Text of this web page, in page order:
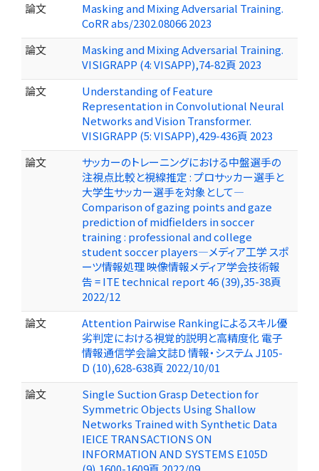
論文
Masking and Mixing Adversarial Training.
CoRR abs/2302.08066 2023
論文
Masking and Mixing Adversarial Training.
VISIGRAPP (4: VISAPP),74-82頁 2023
論文
Understanding of Feature
Representation in Convolutional Neural
Networks and Vision Transformer.
VISIGRAPP (5: VISAPP),429-436頁 2023
論文
サッカーのトレーニングにおける中盤選手の
注視点比較と視線推定 : プロサッカー選手と
大学生サッカー選手を対象として—
Comparison of gazing points and gaze
prediction of midfielders in soccer
training : professional and college
student soccer players—メディア工学 スポ
ーツ情報処理 映像情報メディア学会技術報
告 = ITE technical report 46 (39),35-38頁
2022/12
論文
Attention Pairwise Rankingによるスキル優
劣判定における視覚的説明と高精度化 電子
情報通信学会論文誌D 情報・システム J105-
D (10),628-638頁 2022/10/01
論文
Single Suction Grasp Detection for
Symmetric Objects Using Shallow
Networks Trained with Synthetic Data
IEICE TRANSACTIONS ON
INFORMATION AND SYSTEMS E105D